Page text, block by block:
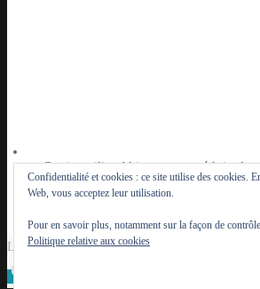
Ce site utilise Akismet pour réduire
savoir plus sur la façon dont les
Le Lutèce du Parisien - 2014 - 2026
Confidentialité et cookies : ce site utilise des cookies.
Web, vous acceptez leur utilisation.
Pour en savoir plus, notamment sur la façon de
Politique relative aux cookies